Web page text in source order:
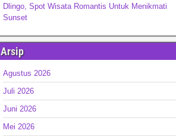
Dlingo, Spot Wisata Romantis Untuk Menikmati
Sunset
Arsip
Agustus 2026
Juli 2026
Juni 2026
Mei 2026